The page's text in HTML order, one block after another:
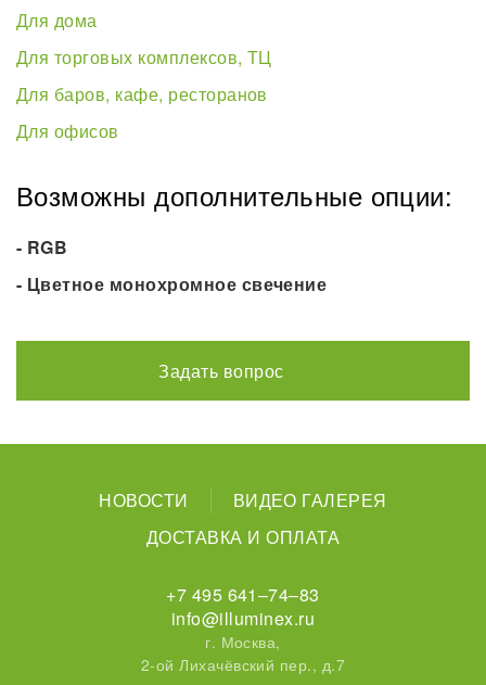
Для дома
Для торговых комплексов, ТЦ
Для баров, кафе, ресторанов
Для офисов
Возможны дополнительные опции:
- RGB
- Цветное монохромное свечение
Задать вопрос
НОВОСТИ
ВИДЕО ГАЛЕРЕЯ
ДОСТАВКА И ОПЛАТА
+7 495 641–74–83
info@illuminex.ru
г. Москва,
2-ой Лихачёвский пер., д.7